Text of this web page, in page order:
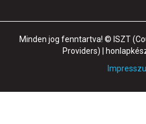
Minden jog fenntartva! © ISZT
Providers) |